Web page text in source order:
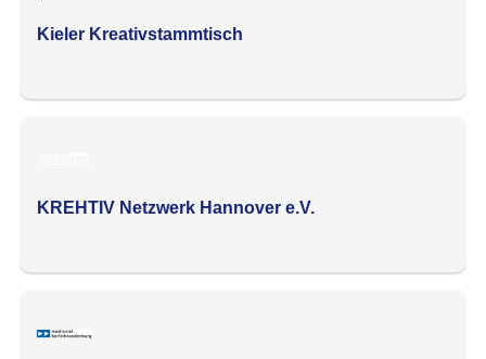
Kieler Kreativstammtisch
KREHTIV Netzwerk Hannover e.V.